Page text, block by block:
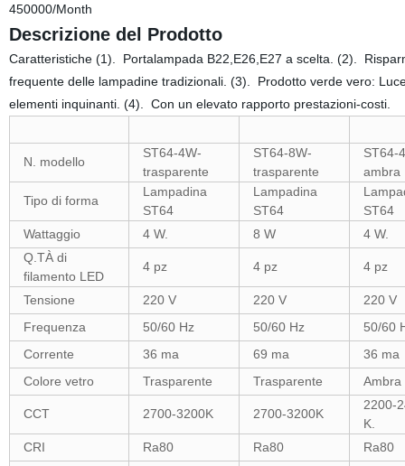
450000/Month
Descrizione del Prodotto
Caratteristiche (1). Portalampada B22,E26,E27 a scelta. (2).
frequente delle lampadine tradizionali. (3). Prodotto verde vero:
elementi inquinanti. (4). Con un elevato rapporto prestazioni-costi.
N. modello
ST64-4W-
trasparente
ST64-8W-
trasparente
ST64-
ambra
Tipo di forma
Lampadina
ST64
Lampadina
ST64
ST64
Wattaggio
4 W. 8 W
4 W.
Q.TÀ di
filamento LED
4 pz 4 pz 4 pz
Tensione 220 V 220 V
220 V
Frequenza
50/60 Hz 50/60 Hz
50/60
Corrente
36 ma 69 ma
36 ma
Colore vetro
Trasparente Trasparente Ambra
CCT 2700-3200K 2700-3200K
2200-
K.
CRI
Ra80 Ra80
Ra80